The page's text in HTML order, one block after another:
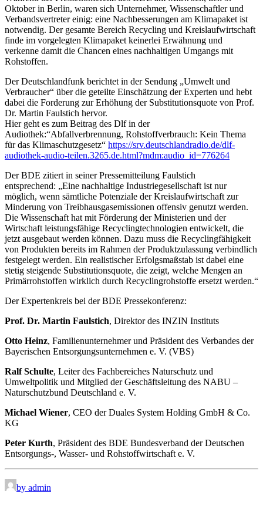
Oktober in Berlin, waren sich Unternehmer, Wissenschaftler und
Verbandsvertreter einig: eine Nachbesserungen am Klimapaket ist
notwendig. Der gesamte Bereich Recycling und Kreislaufwirtschaft
finde im vorgelegten Klimapaket keinerlei Erwähnung und
verkenne damit die Chancen eines nachhaltigen Umgangs mit
Rohstoffen.
Der Deutschlandfunk berichtet in der Sendung „Umwelt und
Verbraucher“ über die geteilte Einschätzung der Experten und hebt
dabei die Forderung zur Erhöhung der Substitutionsquote von Prof.
Dr. Martin Faulstich hervor.
Hier geht es zum Beitrag des Dlf in der
Audiothek:“Abfallverbrennung, Rohstoffverbrauch: Kein Thema
für das Klimaschutzgesetz“ https://srv.deutschlandradio.de/dlf-
audiothek-audio-teilen.3265.de.html?mdm:audio_id=776264
Der BDE zitiert in seiner Pressemitteilung Faulstich
entsprechend: „Eine nachhaltige Industriegesellschaft ist nur
möglich, wenn sämtliche Potenziale der Kreislaufwirtschaft zur
Minderung von Treibhausgasemissionen offensiv genutzt werden.
Die Wissenschaft hat mit Förderung der Ministerien und der
Wirtschaft leistungsfähige Recyclingtechnologien entwickelt, die
jetzt ausgebaut werden können. Dazu muss die Recyclingfähigkeit
von Produkten bereits im Rahmen der Produktzulassung verbindlich
festgelegt werden. Ein realistischer Erfolgsmaßstab ist dabei eine
stetig steigende Substitutionsquote, die zeigt, welche Mengen an
Primärrohstoffen wirklich durch Recyclingrohstoffe ersetzt werden.“
Der Expertenkreis bei der BDE Pressekonferenz:
Prof. Dr. Martin Faulstich, Direktor des INZIN Instituts
Otto Heinz, Familienunternehmer und Präsident des Verbandes der
Bayerischen Entsorgungsunternehmen e. V. (VBS)
Ralf Schulte, Leiter des Fachbereiches Naturschutz und
Umweltpolitik und Mitglied der Geschäftsleitung des NABU –
Naturschutzbund Deutschland e. V.
Michael Wiener, CEO der Duales System Holding GmbH & Co.
KG
Peter Kurth, Präsident des BDE Bundesverband der Deutschen
Entsorgungs-, Wasser- und Rohstoffwirtschaft e. V.
by admin